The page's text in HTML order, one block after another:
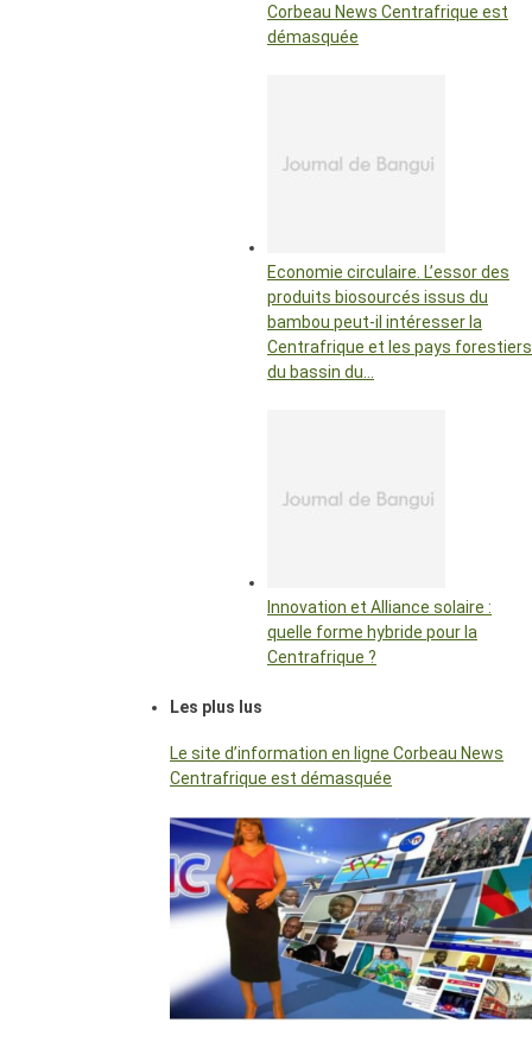
Corbeau News Centrafrique est
démasquée
Economie circulaire. L’essor des
produits biosourcés issus du
bambou peut-il intéresser la
Centrafrique et les pays forestiers
du bassin du…
Innovation et Alliance solaire :
quelle forme hybride pour la
Centrafrique ?
Les plus lus
Le site d’information en ligne Corbeau News
Centrafrique est démasquée